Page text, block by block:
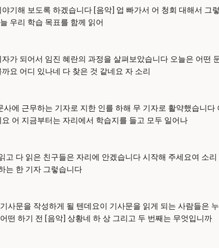
기해 보도록 하겠습니다 [음악] 업 빠가서 어 청회 대해서
우리 학습 목표를 함께 읽어
가 되어서 임진 혜란의 과정을 살펴보았습니다 오늘은 어떤
요 어디 있나네 다 찾은 것 같네요 자 소리
에 근무하는 기자로 지한 인를 하해 무 기자로 활약했습니
어 지금부터는 자리에서 학습지를 들고 모두 일어나
다 읽은 친구들은 자리에 안겠습니다 시작해 주세요여 소
는 한 기자 그렇습니다
사문을 작성하게 될 텐데요이 기사문을 읽게 되는 사람들은
떤 하기 전 [음악] 상황네 하 상 그리고 두 번째는 무엇입니까